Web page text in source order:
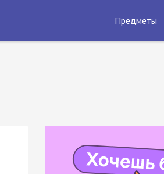
Предметы